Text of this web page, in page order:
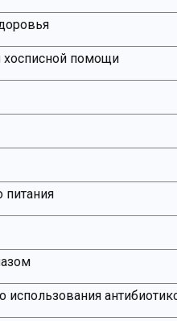
хосписной помощи
использования